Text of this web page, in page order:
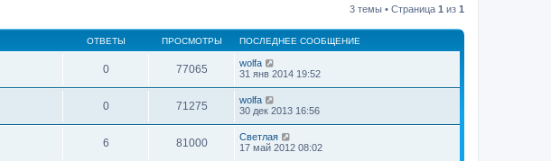
3 темы • Страница 1 из 1
ОТВЕТЫ ПРОСМОТРЫ ПОСЛЕДНЕЕ СООБЩЕНИЕ
0 77065
wolfa
31 янв 2014 19:52
0 71275
wolfa
30 дек 2013 16:56
6 81000
Светлая
17 май 2012 08:02